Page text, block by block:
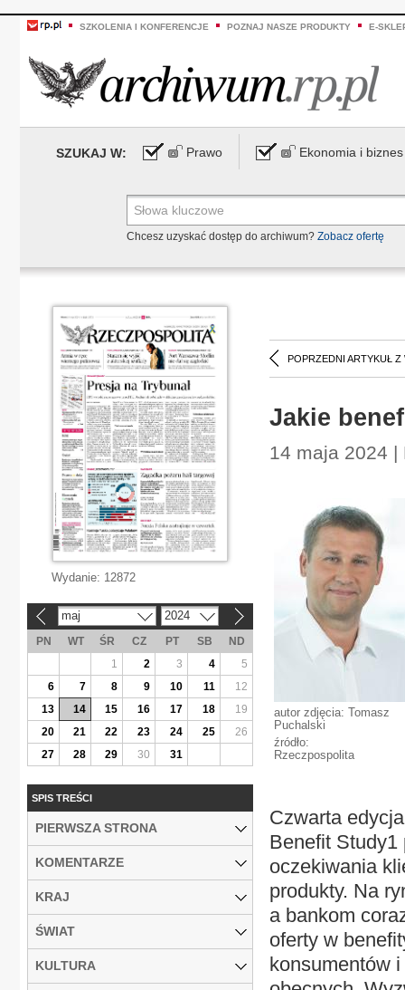
SZKOLENIA I KONFERENCJE POZNAJ NASZE PRODUKTY E-
SZUKAJ W: Prawo Ekonomia i biznes
Chcesz uzyskać dostęp do archiwum? Zobacz ofertę
POPRZEDNI ARTYKUŁ Z
Jakie
14 maja 2024 |
autor zdjęcia: Tomasz
Puchalski
źródło:
Rzeczpospolita
Czwarta
Benefit Study1
oczekiwania
produkty. Na
a bankom
oferty w
konsumentów
Wydanie: 12872
maj 2024
PN WT ŚR CZ PT SB
ND
1
2 3 4
5
6
7 8 9 10 11
12
13
14 15 16 17 18
19
20
21 22 23 24 25
26
27
28 29 30 31
SPIS TREŚCI
PIERWSZA STRONA
KOMENTARZE
KRAJ
ŚWIAT
KULTURA